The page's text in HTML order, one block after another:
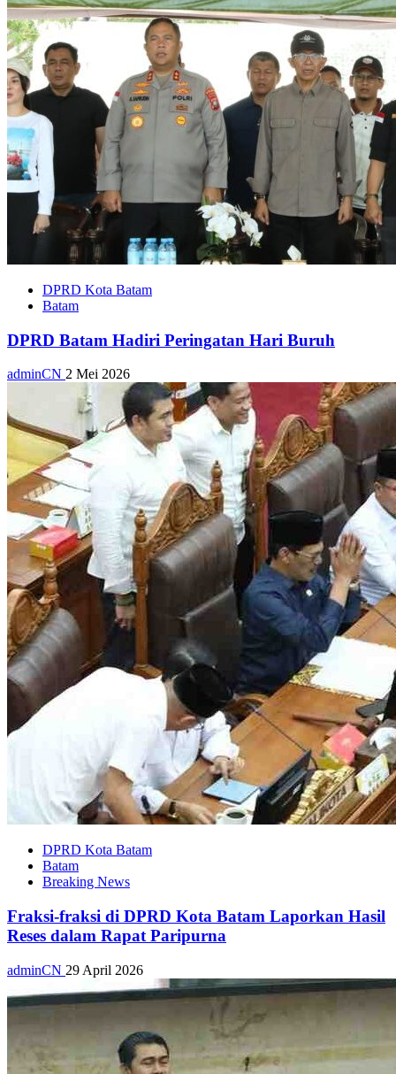
DPRD Kota Batam
Batam
DPRD Batam Hadiri Peringatan Hari Buruh
adminCN 2 Mei 2026
DPRD Kota Batam
Batam
Breaking News
Fraksi-fraksi di DPRD Kota Batam Laporkan Hasil
Reses dalam Rapat Paripurna
adminCN 29 April 2026